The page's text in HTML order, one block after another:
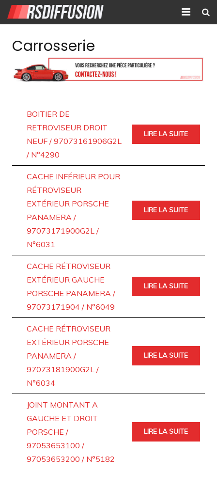
Nouvelles annonces
Annonces prolongées
Atelier mécanique
Contact
Carrosserie
BOITIER DE
RETROVISEUR DROIT
NEUF / 97073161906G2L
/ N°4290
LIRE LA SUITE
CACHE INFÉRIEUR POUR
RÉTROVISEUR
EXTÉRIEUR PORSCHE
PANAMERA /
97073171900G2L /
N°6031
LIRE LA SUITE
CACHE RÉTROVISEUR
EXTÉRIEUR GAUCHE
PORSCHE PANAMERA /
97073171904 / N°6049
LIRE LA SUITE
CACHE RÉTROVISEUR
EXTÉRIEUR PORSCHE
PANAMERA /
97073181900G2L /
N°6034
LIRE LA SUITE
JOINT MONTANT A
GAUCHE ET DROIT
PORSCHE /
97053653100 /
97053653200 / N°5182
LIRE LA SUITE